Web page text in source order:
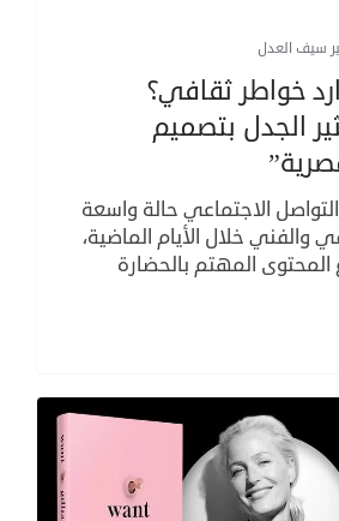
سيف العدل
خواطر ثقافي؟
الجدل بتصميم
الاجتماعي حالة واسعة
والفني خلال الأيام الماضية،
المحتوى المهتم بالحضارة